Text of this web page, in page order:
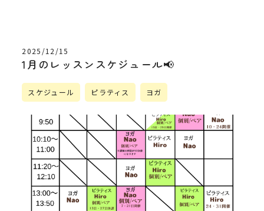
2025/12/15
1月のレッスンスケジュール📢
スケジュール ピラティス ヨガ